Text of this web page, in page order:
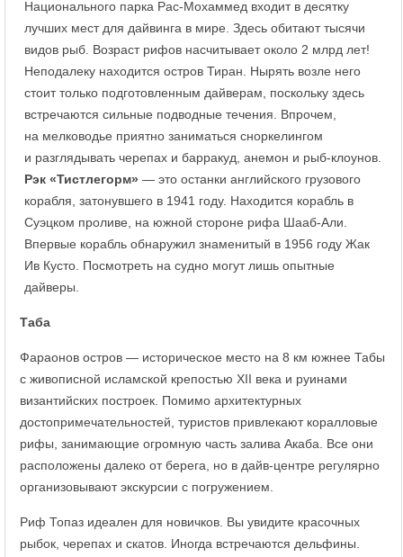
Национального парка Рас-Мохаммед входит в десятку
лучших мест для дайвинга в мире. Здесь обитают тысячи
видов рыб. Возраст рифов насчитывает около 2 млрд лет!
Неподалеку находится остров Тиран. Нырять возле него
стоит только подготовленным дайверам, поскольку здесь
встречаются сильные подводные течения. Впрочем,
на мелководье приятно заниматься сноркелингом
и разглядывать черепах и барракуд, анемон и рыб-клоунов.
Рэк «Тистлегорм» — это останки английского грузового
корабля, затонувшего в 1941 году. Находится корабль в
Суэцком проливе, на южной стороне рифа Шааб-Али.
Впервые корабль обнаружил знаменитый в 1956 году Жак
Ив Кусто. Посмотреть на судно могут лишь опытные
дайверы.
Таба
Фараонов остров — историческое место на 8 км южнее Табы
с живописной исламской крепостью XII века и руинами
византийских построек. Помимо архитектурных
достопримечательностей, туристов привлекают коралловые
рифы, занимающие огромную часть залива Акаба. Все они
расположены далеко от берега, но в дайв-центре регулярно
организовывают экскурсии с погружением.
Риф Топаз идеален для новичков. Вы увидите красочных
рыбок, черепах и скатов. Иногда встречаются дельфины.